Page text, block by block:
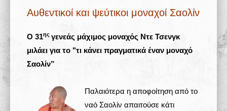
Σχολές 学校
Πολυμέσα
Αυθεντικοί και ψεύτικοι μοναχοί Σαολίν
Ο 31ης γενεάς μάχιμος μοναχός Ντε Τσενγκ
μιλάει για το "τι κάνει πραγματικά έναν μοναχό
Σαολίν”
Παλαιότερα η αποφοίτηση από το
ναό Σαολίν απαιτούσε κάτι